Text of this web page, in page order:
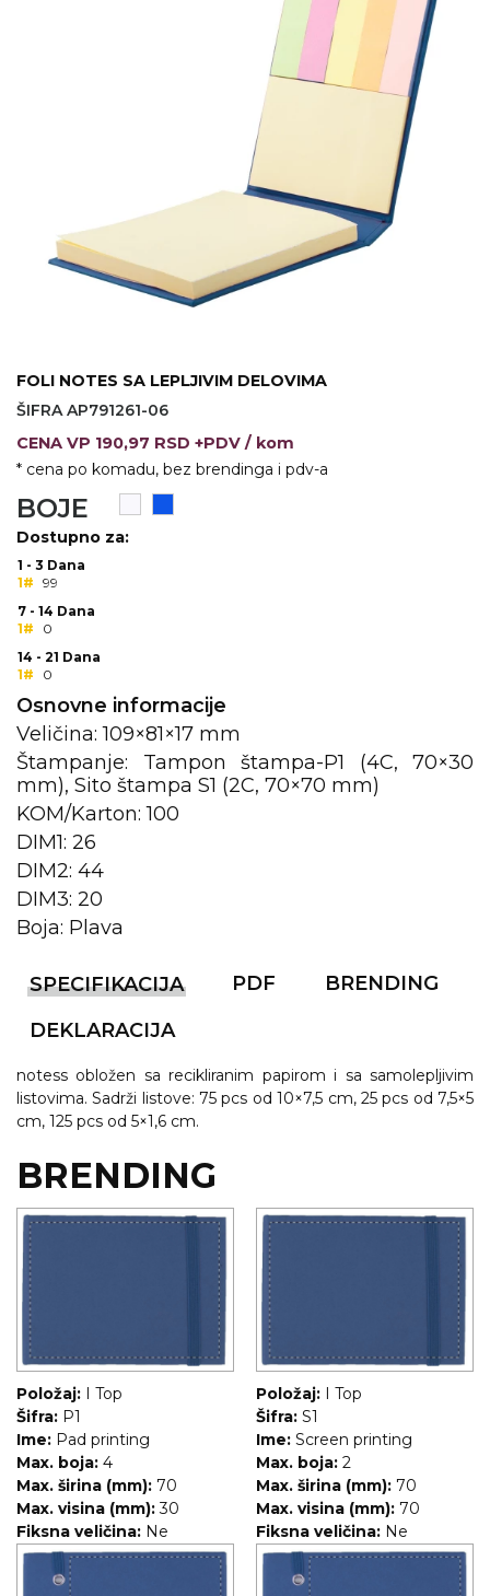
ŠOLJE
DUKSEVI I KABANICE
KAČKETI, KAPE I ŠEŠIRI
POLO MAJICE
KOŠULJE
UNIFORME
STRETCH TOPS
SUBLIMACIJA
CRICKET UPALJAČI
ŠIBICA
JAKNE I PRSLUCI
HYGIENIC KOLEKCIJA
OKOVRATNE ID TRAKICE
PRIBOR ZA PISANJE
NARUKVICE ZA ŽURKE I
DOGAĐAJE
TERMOSI
TEHNOLOGIJA
TEHNOLOGIJA
USB
TEHNOLOGIJA
GADŽETI
KANCELARIJA
KUĆNI SETOVI
OLOVKE
PRIVESCI & ALATI
TORBE & PUTOVANJE
TEKSTIL
TEKSTIL
KOŠULJE
TEKSTIL
PANTALONE
TEKSTIL
KECELJE I
RADNA OPREMA
FOLI NOTES SA LEPLJIVIM DELOVIMA
ŠIFRA AP791261-06
CENA VP 190,97 RSD +PDV / kom
* cena po komadu, bez brendinga i pdv-a
BOJE
Dostupno za:
1 - 3 Dana
1# 99
7 - 14 Dana
1#
0
14 - 21 Dana
1#
0
Osnovne informacije
Veličina: 109×81×17 mm
Štampanje: Tampon štampa-P1 (4C, 70×30
mm), Sito štampa S1 (2C, 70×70 mm)
KOM/Karton: 100
DIM1: 26
DIM2: 44
DIM3: 20
Boja: Plava
SPECIFIKACIJA PDF
BRENDING
DEKLARACIJA
notess obložen sa recikliranim papirom i sa samolepljivim
listovima. Sadrži listove: 75 pcs od 10×7,5 cm, 25 pcs od 7,5×5
cm, 125 pcs od 5×1,6 cm.
BRENDING
Položaj:
I Top
Šifra: P1
Ime: Pad printing
Max. boja: 4
Max. širina (mm): 70
Max. visina (mm): 30
Fiksna veličina: Ne
Položaj:
I Top
Šifra: S1
Ime: Screen printing
Max. boja: 2
Max. širina (mm): 70
Max. visina (mm): 70
Fiksna veličina: Ne